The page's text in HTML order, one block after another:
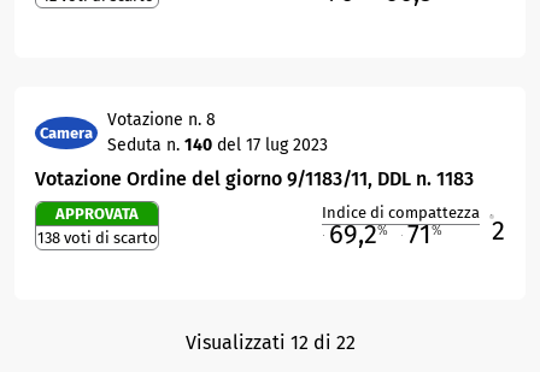
Camera
Votazione n. 8
Seduta n. 140 del 17 lug 2023
Votazione Ordine del giorno 9/1183/11, DDL n. 1183
APPROVATA
138 voti di scarto
Indice di compattezza
69,2% 71% 2
Visualizzati 12 di 22